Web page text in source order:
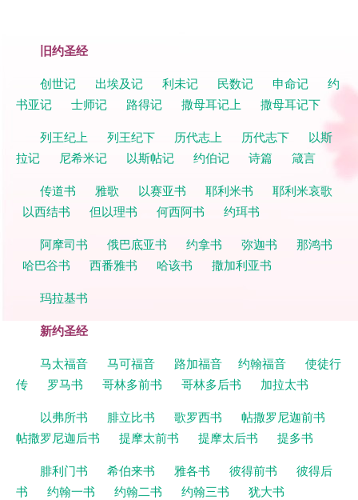
旧约圣经
创世记 出埃及记 利未记 民数记 申命记
约
书亚记
士师记 路得记 撒母耳记上
撒母耳记下
列王纪上
列王纪下 历代志上 历代志下
以斯
拉记
尼希米记 以斯帖记 约伯记 诗篇
箴言
传道书
雅歌 以赛亚书 耶利米书
耶利米哀歌
以西结书
但以理书 何西阿书
约珥书
阿摩司书
俄巴底亚书 约拿书 弥迦书
那鸿书
哈巴谷书
西番雅书 哈该书
撒加利亚书
玛拉基书
新约圣经
马太福音 马可福音 路加福音 约翰福音
使徒行
传
罗马书 哥林多前书 哥林多后书
加拉太书
以弗所书
腓立比书 歌罗西书
帖撒罗尼迦前书
帖撒罗尼迦后书
提摩太前书 提摩太后书
提多书
腓利门书
希伯来书 雅各书 彼得前书
彼得后
书
约翰一书 约翰二书 约翰三书
犹大书